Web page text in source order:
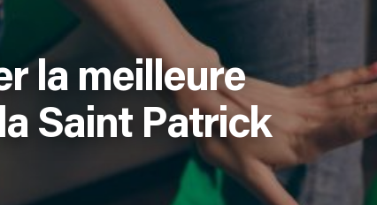
la meilleure
Saint Patrick